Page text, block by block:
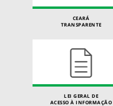
CEARÁ
TRANSPARENTE
LEI GERAL DE
ACESSO À INFORMAÇÃO